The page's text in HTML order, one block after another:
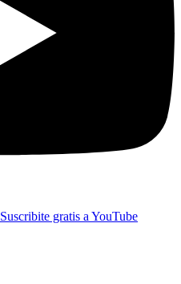
Suscribite gratis a YouTube